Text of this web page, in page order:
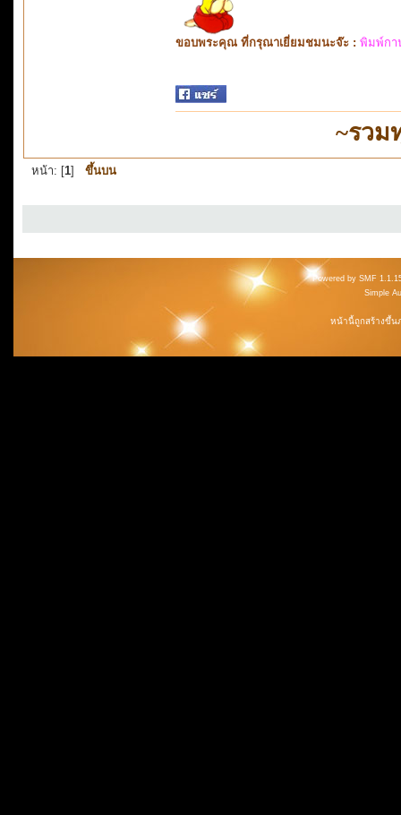
ขอบพระคุณ ที่กรุณาเยี่ยมชมนะจ๊ะ : พิมพ์กา
~รวม
หน้า: [1] ขึ้นบน
Powered by SMF
Simple
หน้านี้ถูกสร้างขึ้น